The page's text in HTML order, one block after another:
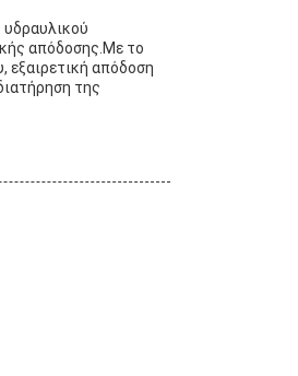
υδραυλικού
απόδοσης.Με το
εξαιρετική απόδοση
της